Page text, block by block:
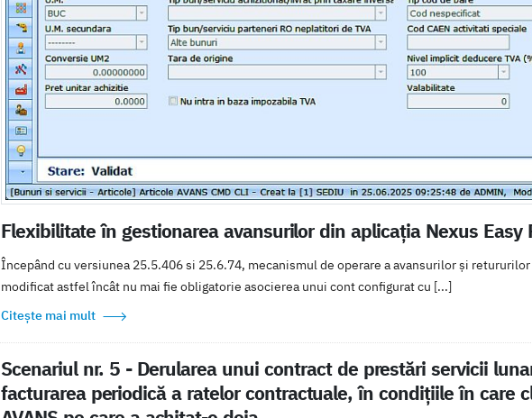
Flexibilitate în gestionarea avansurilor din aplicația Nexus Easy
Începând cu versiunea 25.5.406 si 25.6.74, mecanismul de operare a avansurilor și
modificat astfel încât nu mai fie obligatorie asocierea unui cont configurat cu [...]
Citește mai mult
Scenariul nr. 5 - Derularea unui contract de prestări servicii
facturarea periodică a ratelor contractuale, în condiţiile în care